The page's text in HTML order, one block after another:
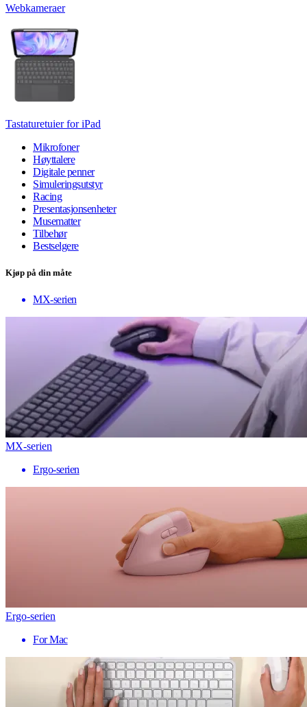
Webkameraer
Tastaturetuier for iPad
Mikrofoner
Høyttalere
Digitale penner
Simuleringsutstyr
Racing
Presentasjonsenheter
Musematter
Tilbehør
Bestselgere
Kjøp på din måte
MX-serien
MX-serien
Ergo-serien
Ergo-serien
For Mac